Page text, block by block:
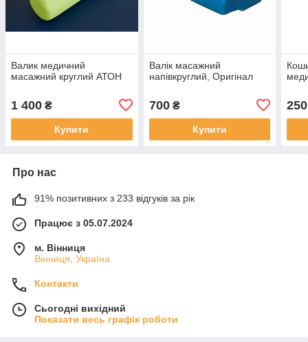
Валик медичний
масажний круглий АТОН
1 400 ₴
Купити
Валік масажний
напівкруглий, Оригінал
700₴
Купити
250
Про нас
91% позитивних з 233 відгуків за рік
Працює з 05.07.2024
м. Вінниця
Вінниця, Україна
Контакти
Сьогодні вихідний
Показати весь графік роботи